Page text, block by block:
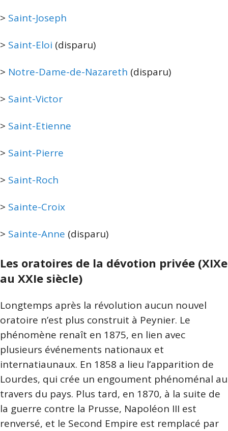
> Saint-Joseph
> Saint-Eloi (disparu)
> Notre-Dame-de-Nazareth (disparu)
> Saint-Victor
> Saint-Etienne
> Saint-Pierre
> Saint-Roch
> Sainte-Croix
> Sainte-Anne (disparu)
Les oratoires de la dévotion privée (XIXe
au XXIe siècle)
Longtemps après la révolution aucun nouvel
oratoire n’est plus construit à Peynier. Le
phénomène renaît en 1875, en lien avec
plusieurs événements nationaux et
internatiaunaux. En 1858 a lieu l’apparition de
Lourdes, qui crée un engoument phénoménal au
travers du pays. Plus tard, en 1870, à la suite de
la guerre contre la Prusse, Napoléon III est
renversé, et le Second Empire est remplacé par